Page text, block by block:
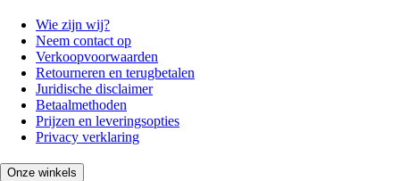
Wie zijn wij?
Neem contact op
Verkoopvoorwaarden
Retourneren en terugbetalen
Juridische disclaimer
Betaalmethoden
Prijzen en leveringsopties
Privacy verklaring
Onze winkels